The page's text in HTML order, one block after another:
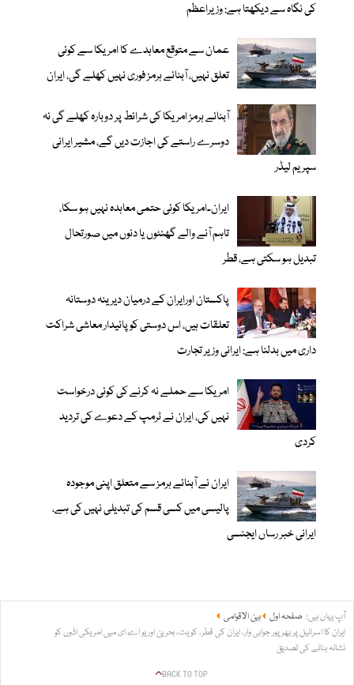
کی نگاہ سے دیکھتا ہے: وزیراعظم
عمان سے متوقع معاہدے کا امریکا سے کوئی
تعلق نہیں، آبنائے ہرمز فوری نہیں کھلے گی، ایران
آبنائے ہرمز امریکا کی شرائط پر دوبارہ کھلے گی نہ
دوسرے راستے کی اجازت دیں گے، مشیر ایرانی
سپریم لیڈر
ایران۔امریکا کوئی حتمی معاہدہ نہیں ہو سکا،
تاہم آنے والے گھنٹوں یا دنوں میں صورتحال
تبدیل ہو سکتی ہے، قطر
پاکستان اورایران کے درمیان دیرینہ دوستانہ
تعلقات ہیں، اس دوستی کوپائیدار معاشی شراکت
داری میں بدلنا ہے: ایرانی وزیر تجارت
امریکا سے حملے نہ کرنے کی کوئی درخواست
نہیں کی، ایران نے ٹرمپ کے دعوے کی تردید
کردی
ایران نے آبنائے ہرمز سے متعلق اپنی موجودہ
پالیسی میں کسی قسم کی تبدیلی نہیں کی ہے،
ایرانی خبر رساں ایجنسی
آپ یہاں ہیں: صفحہ اول
بین الاقوامی
ایران کا اسرائیل پر بھرپور جوابی وار، ایران کی قطر، کویت، بحرین اور یو اے ای میں امریکی اڈوں کو
نشانہ بنانے کی تصدیق
BACK TO TOP